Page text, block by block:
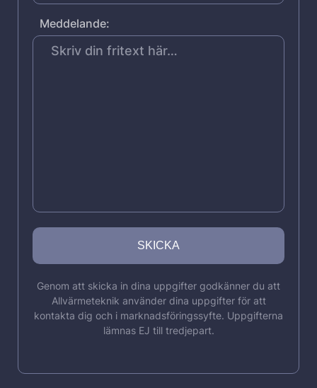
Meddelande:
Genom att skicka in dina uppgifter godkänner du att
Allvärmeteknik använder dina uppgifter för att
kontakta dig och i marknadsföringssyfte. Uppgifterna
lämnas EJ till tredjepart.